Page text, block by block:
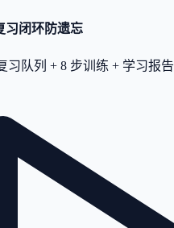
习闭环防遗忘
习队列 + 8 步训练 + 学习报告